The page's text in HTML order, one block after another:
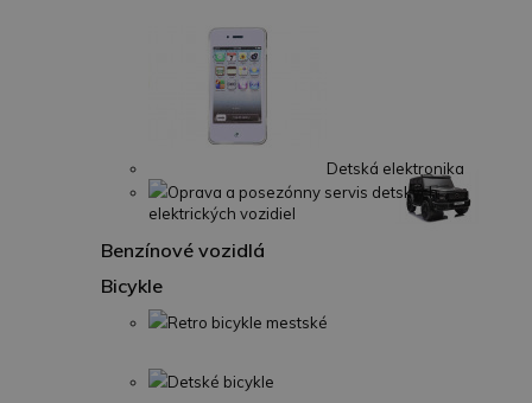
Detská elektronika
Oprava a posezónny servis detských
elektrických vozidiel
Benzínové vozidlá
Bicykle
Retro bicykle mestské
Detské bicykle